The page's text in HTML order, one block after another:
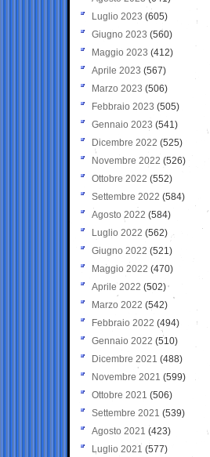
Luglio 2023 (605)
Giugno 2023 (560)
Maggio 2023 (412)
Aprile 2023 (567)
Marzo 2023 (506)
Febbraio 2023 (505)
Gennaio 2023 (541)
Dicembre 2022 (525)
Novembre 2022 (526)
Ottobre 2022 (552)
Settembre 2022 (584)
Agosto 2022 (584)
Luglio 2022 (562)
Giugno 2022 (521)
Maggio 2022 (470)
Aprile 2022 (502)
Marzo 2022 (542)
Febbraio 2022 (494)
Gennaio 2022 (510)
Dicembre 2021 (488)
Novembre 2021 (599)
Ottobre 2021 (506)
Settembre 2021 (539)
Agosto 2021 (423)
Luglio 2021 (577)